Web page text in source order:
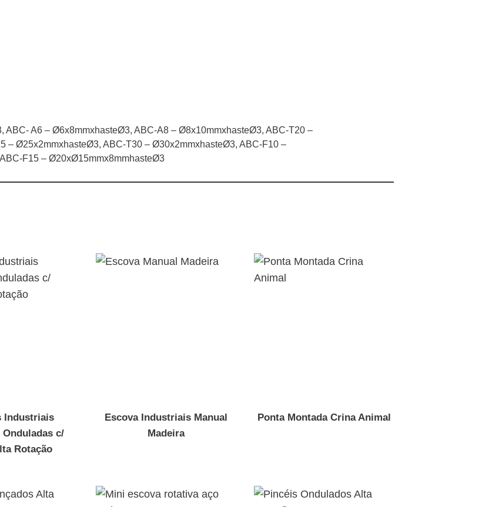
ABC- A6 – Ø6x8mmxhasteØ3, ABC-A8 – Ø8x10mmxhasteØ3, ABC-T20 –
– Ø25x2mmxhasteØ3, ABC-T30 – Ø30x2mmxhasteØ3, ABC-F10 –
F15 – Ø20xØ15mmx8mmhasteØ3
Industriais
c/
Rotação
Escova Industriais Manual
Madeira
Ponta Montada Crina Animal